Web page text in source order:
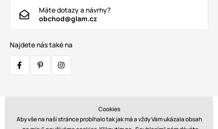
Máte dotazy a návrhy?
obchod@glam.cz
Najdete nás také na
Cookies
Aby vše na naší stránce probíhalo tak jak má a vždy Vám ukázala obsah